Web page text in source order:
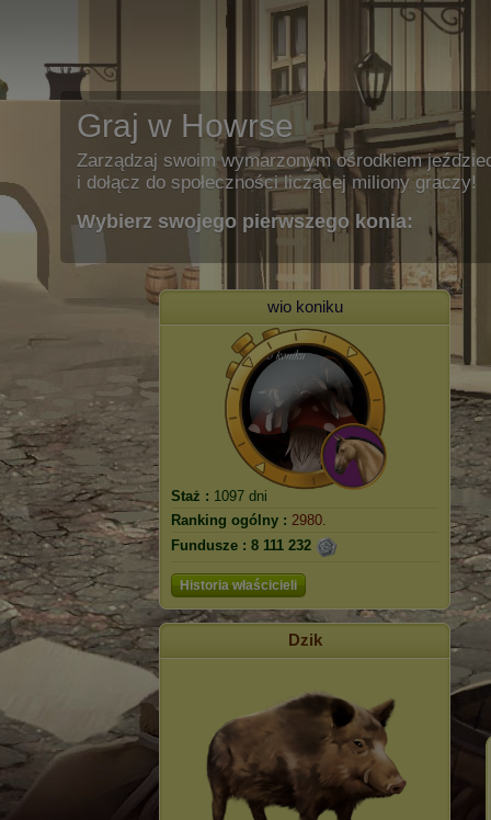
Graj w Howrse
Zarządzaj swoim wymarzonym ośrodkiem
i dołącz do społeczności liczącej miliony graczy!
Wybierz swojego pierwszego konia:
wio koniku
Staż : 1097 dni
Ranking ogólny : 2980.
Fundusze : 8 111 232
Historia właścicieli
Dzik